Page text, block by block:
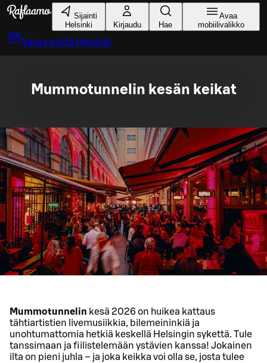
Siirry pääsisältöön
Sijainti
Helsinki
Kirjaudu Hae
Avaa
mobiilivalikko
Varaa pöytä Helsinki
Mummotunnelin kesän keikat
Mummotunnelin kesä 2026 on huikea kattaus
tähtiartistien livemusiikkia, bilemeininkiä ja
unohtumattomia hetkiä keskellä Helsingin sykettä. Tule
tanssimaan ja fiilistelemään ystävien kanssa! Jokainen
ilta on pieni juhla – ja joka keikka voi olla se, josta tulee